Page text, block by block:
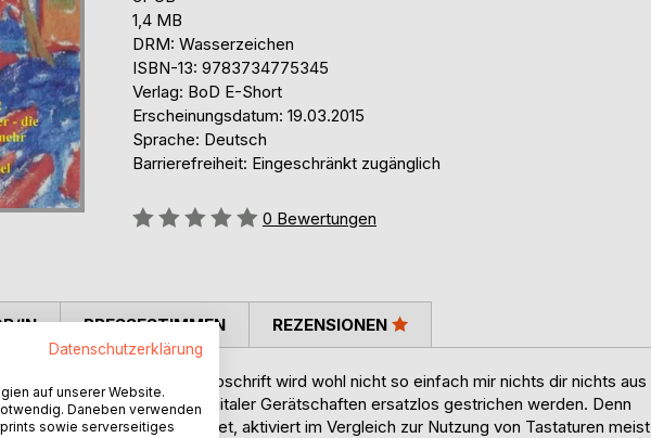
1,4 MB
DRM: Wasserzeichen
ISBN-13: 9783734775345
Verlag: BoD E-Short
Erscheinungsdatum: 19.03.2015
Sprache: Deutsch
Barrierefreiheit: Eingeschränkt zugänglich
Bewertung::
0 Bewertungen
wie die der Schreibschrift wird wohl nicht so einfach mir nichts dir nichts aus
iPads oder anderer digitaler Gerätschaften ersatzlos gestrichen werden. Denn
zu Worten verbindet, aktiviert im Vergleich zur Nutzung von Tastaturen meist
IN PRESSESTIMMEN REZENSIONEN
Datenschutzerklärung
auf unserer Website.
Daneben verwenden
sowie serverseitiges